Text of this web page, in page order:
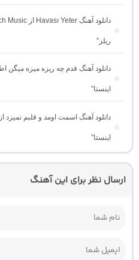
ریلز”
دانلود آهنگ ﻗﺪم ﭼﻪ رﻳﺰه ﻣﻴﺰه ﻣﻴﮕﻦ
اینستا”
دانلود آهنگ اسمت اومد و قلبم نمیزد
اینستا”
ارسال نظر برای این آهنگ